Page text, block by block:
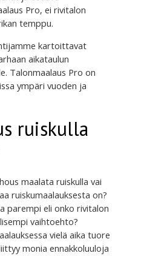
Pro, ei rivitalon
temppu.
kartoittavat
aikataulun
Talonmaalaus Pro on
ympäri vuoden ja
ruiskulla
maalata ruiskulla vai
ruiskumaalauksesta on?
parempi eli onko rivitalon
vaihtoehto?
vielä aika tuore
monia ennakkoluuloja